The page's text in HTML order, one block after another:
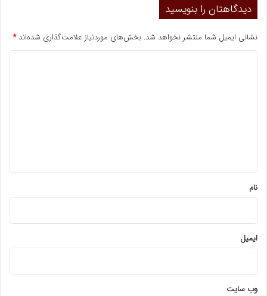
دیدگاهتان را بنویسید
نشانی ایمیل شما منتشر نخواهد شد. بخش‌های موردنیاز علامت‌گذاری شده‌اند*
نام
ایمیل
وب‌ سایت